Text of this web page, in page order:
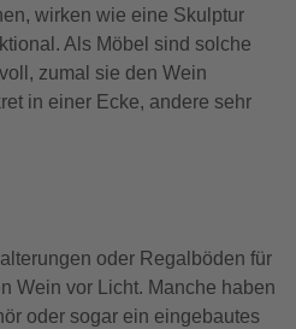
wirken wie eine Skulptur
Als Möbel sind solche
zumal sie den Wein
in einer Ecke, andere sehr
oder Regalböden für
Wein vor Licht. Manche haben
oder sogar ein eingebautes